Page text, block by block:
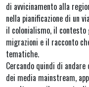
di avvicinamento alla
nella pianificazione di un
il colonialismo, il
migrazioni e il racconto
tematiche.
Cercando quindi di
dei media mainstream,